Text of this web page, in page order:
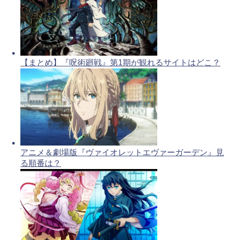
【まとめ】『呪術廻戦』第1期が観れるサイトはどこ？
アニメ＆劇場版『ヴァイオレットエヴァーガーデン』見
る順番は？